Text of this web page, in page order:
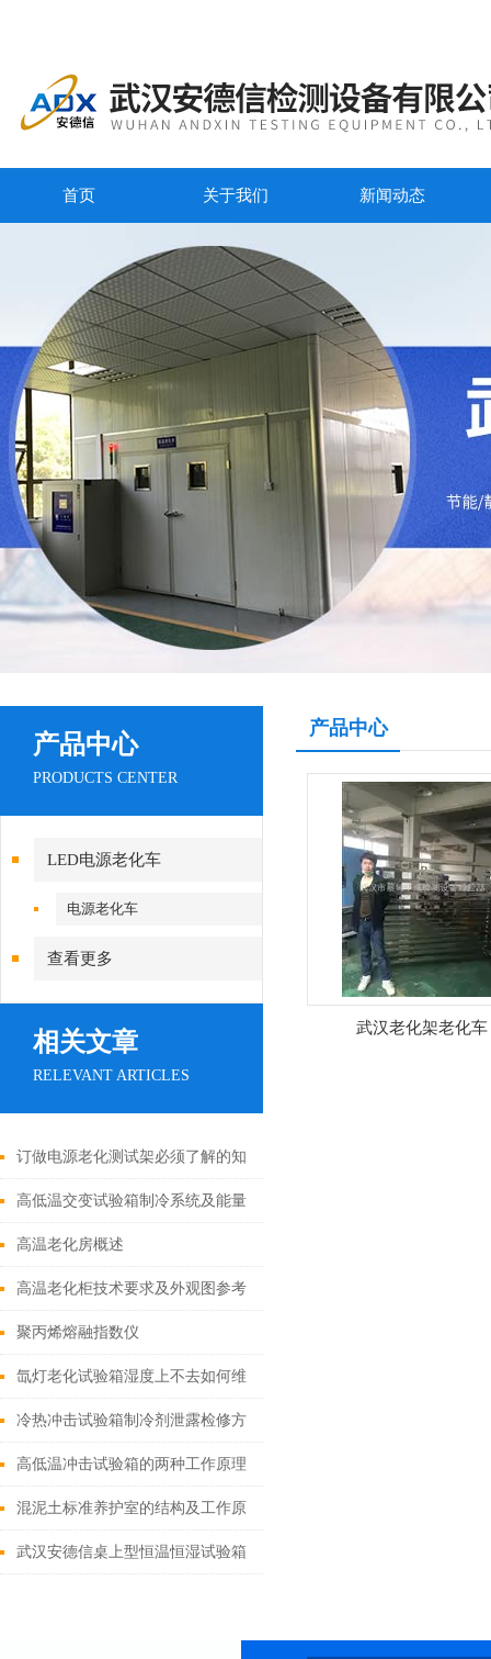
首页 关于我们 新闻动态
产品中心
PRODUCTS CENTER
LED电源老化车
电源老化车
查看更多
相关文章
RELEVANT ARTICLES
订做电源老化测试架必须了解的知
识
高低温交变试验箱制冷系统及能量
调节
高温老化房概述
高温老化柜技术要求及外观图参考
聚丙烯熔融指数仪
氙灯老化试验箱湿度上不去如何维
修
冷热冲击试验箱制冷剂泄露检修方
法和解决方案
高低温冲击试验箱的两种工作原理
混泥土标准养护室的结构及工作原
理
武汉安德信桌上型恒温恒湿试验箱
产品中心
武汉老化架老化车